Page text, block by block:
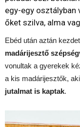
egy-egy osztályban
őket szilva, alma
Ebéd után aztán
madárijesztő
vonultak a gyerekek
a kis madárijesztők,
jutalmat is kaptak.